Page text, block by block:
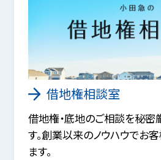
借地権相談室
借地権・底地のご相談を秘密
す。創業以来のノウハウでお
ます。